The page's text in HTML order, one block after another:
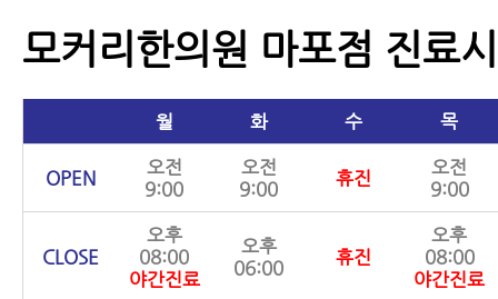
모커리한의원 마포점 진료
월 화 수 목
OPEN
오전
9:00
오전
9:00
휴진
오전
9:00
CLOSE
오후
08:00
야간진료
오후
06:00
휴진
오후
08:00
야간진료